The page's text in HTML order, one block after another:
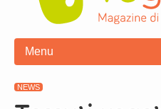
Menu
NEWS